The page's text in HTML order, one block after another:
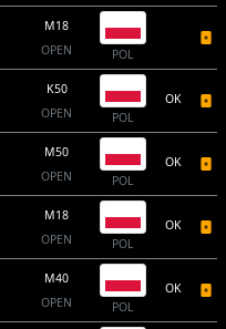
M18
OPEN
POL
K50
OPEN
POL
OK
M50
OPEN
POL
OK
M18
OPEN
POL
OK
M40
OPEN
POL
OK